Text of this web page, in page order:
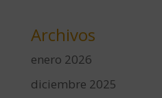
Archivos
enero 2026
diciembre 2025